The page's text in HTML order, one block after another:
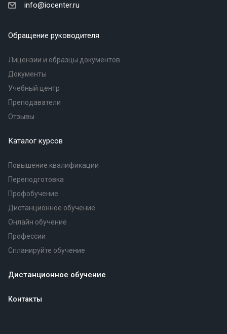
info@iocenter.ru
Обращение руководителя
Лицензии и образцы документов
Документы
Учебный центр
Преподаватели
Отзывы
Каталог курсов
Повышение квалификации
Переподготовка
Профобучение
Дистанционное обучение
Онлайн обучение
Профессии
Спланируйте обучение
Дистанционное обучение
Контакты